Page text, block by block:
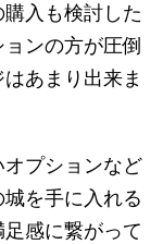
入も検討した
ンの方が圧倒
あまり出来ま
プションなど
を手に入れる
感に繋がって